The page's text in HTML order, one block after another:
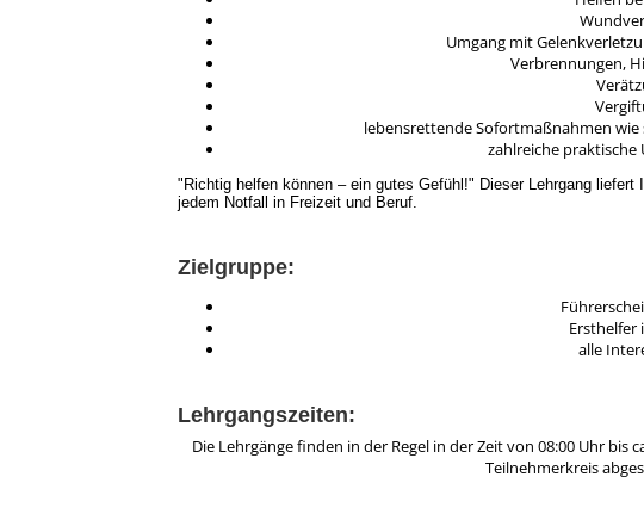
Umgang mit
Verbrennungen,
lebensrettende Sofortmaßnahmen
zahlreiche
"Richtig helfen können – ein gutes Gefühl!" Dieser Lehrgang
jedem Notfall in Freizeit und Beruf.
Zielgruppe:
Ersthelfer
alle
Lehrgangszeiten:
Die Lehrgänge finden in der Regel in der Zeit von 08:00 Uhr
Teilnehmerkreis